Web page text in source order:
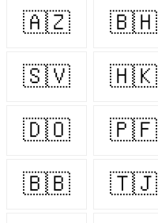
🇦🇿 🇧🇭
🇸🇻 🇭🇰
🇩🇴 🇵🇫
🇧🇧 🇹🇯